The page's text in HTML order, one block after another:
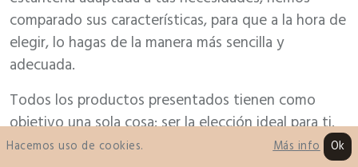
comparado sus características, para que a la hora de
elegir, lo hagas de la manera más sencilla y
adecuada.
Todos los productos presentados tienen como
objetivo una sola cosa: ser la elección ideal para ti.
Cada uno de ellos ha sido examinado para
Hacemos uso de cookies. Más info Ok